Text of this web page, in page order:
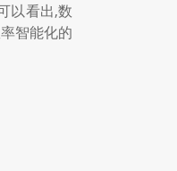
以看出,数
智能化的